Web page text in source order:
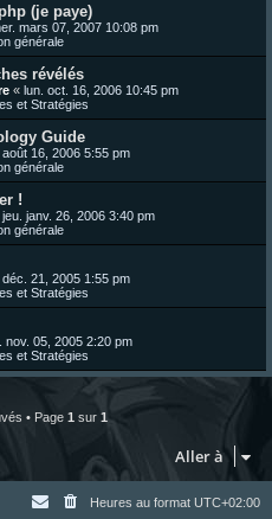
(je paye)
mars 07, 2007 10:08 pm
générale
révélés
« lun. oct. 16, 2006 10:45 pm
et Stratégies
Guide
août 16, 2006 5:55 pm
générale
!
jeu. janv. 26, 2006 3:40 pm
générale
déc. 21, 2005 1:55 pm
et Stratégies
nov. 05, 2005 2:20 pm
et Stratégies
• Page 1 sur 1
Aller à
Heures au format UTC+02:00